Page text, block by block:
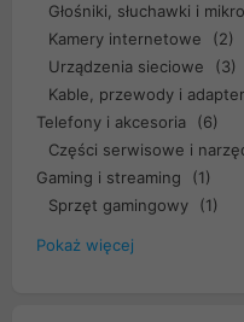
Głośniki, słuchawki i
Kamery internetowe
(2)
Urządzenia sieciowe
(3)
Kable, przewody i
Telefony i akcesoria
(6)
Części serwisowe i
Gaming i streaming
(1)
Sprzęt gamingowy
(1)
Pokaż więcej